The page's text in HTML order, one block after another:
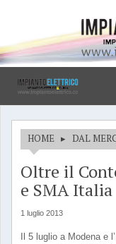
HOME ▸ DAL
Oltre il
e SMA Italia
1 luglio 2013
Il 5 luglio a Modena e